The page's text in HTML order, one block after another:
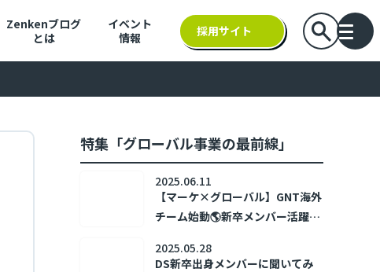
Zenkenブログ
とは
イベント
情報
採用サイト 検索バーを
バ
特集「グローバル事業の最前線」
【マーケ×グローバル】GNT海外
チーム始動🌎新卒メンバー活躍中
2025.06.11
DS新卒出身メンバーに聞いてみ
2025.05.28